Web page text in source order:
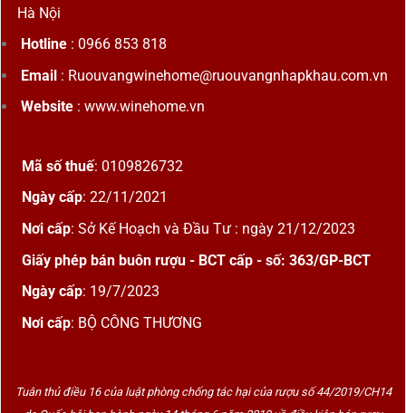
Hà Nội
Hotline: 0966 853 818
Email: Ruouvangwinehome@ruouvangnhapkhau.com.vn
Website: www.winehome.vn
Mã số thuế: 0109826732
Ngày cấp: 22/11/2021
Nơi cấp: Sở Kế Hoạch và Đầu Tư : ngày 21/12/2023
Giấy phép bán buôn rượu - BCT cấp - số: 363/GP-BCT
Ngày cấp: 19/7/2023
Nơi cấp: BỘ CÔNG THƯƠNG
Tuân thủ điều 16 của luật phòng chống tác hại của rượu số 44/2019/CH14